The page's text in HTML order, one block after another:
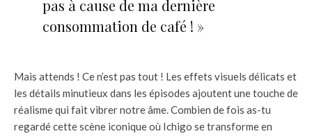
pas à cause de ma dernière
consommation de café ! »
Mais attends ! Ce n’est pas tout ! Les effets visuels délicats et
les détails minutieux dans les épisodes ajoutent une touche de
réalisme qui fait vibrer notre âme. Combien de fois as-tu
regardé cette scène iconique où Ichigo se transforme en